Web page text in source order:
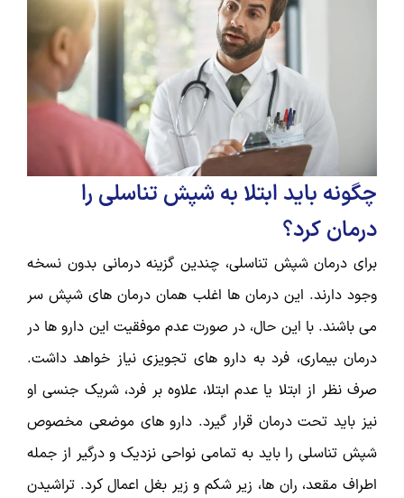
چگونه باید ابتلا به شپش تناسلی را
درمان کرد؟
برای درمان شپش تناسلی، چندین گزینه درمانی بدون نسخه
وجود دارند. این درمان ها اغلب همان درمان های شپش سر
می باشند. با این حال، در صورت عدم موفقیت این دارو ها در
درمان بیماری، فرد به دارو های تجویزی نیاز خواهد داشت.
صرف نظر از ابتلا یا عدم ابتلا، علاوه بر فرد، شریک جنسی او
نیز باید تحت درمان قرار گیرد. دارو های موضعی مخصوص
شپش تناسلی را باید به تمامی نواحی نزدیک و درگیر از جمله
اطراف مقعد، ران ها، زیر شکم و زیر بغل اعمال کرد. تراشیدن